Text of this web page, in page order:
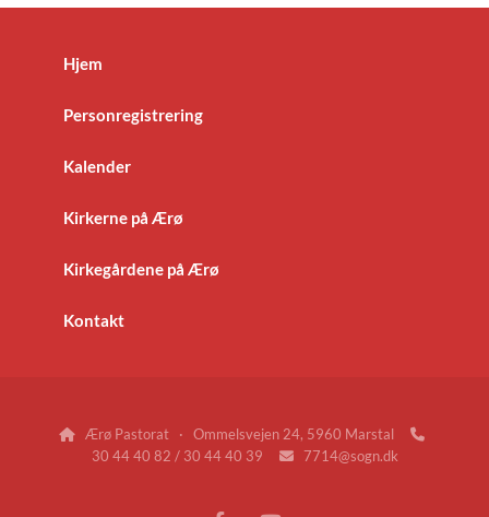
Hjem
Personregistrering
Kalender
Kirkerne på Ærø
Kirkegårdene på Ærø
Kontakt
Ærø Pastorat · Ommelsvejen 24, 5960 Marstal 
30 44 40 82 / 30 44 40 39 7714@sogn.dk